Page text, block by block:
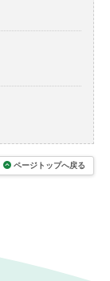
ページトップへ戻る